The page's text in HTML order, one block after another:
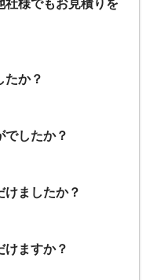
様でもお見積りを
か？
したか？
ましたか？
ますか？